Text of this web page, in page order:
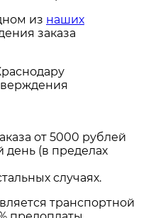
из наших
заказа
от 5000 рублей
(в пределах
случаях.
транспортной